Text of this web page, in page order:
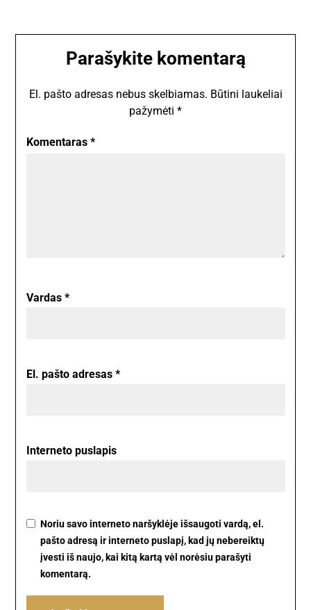
Parašykite komentarą
El. pašto adresas nebus skelbiamas. Būtini laukeliai
pažymėti *
Komentaras*
Vardas*
El. pašto adresas*
Interneto puslapis
Noriu savo interneto naršyklėje išsaugoti vardą, el.
pašto adresą ir interneto puslapį, kad jų nebereiktų
įvesti iš naujo, kai kitą kartą vėl norėsiu parašyti
komentarą.